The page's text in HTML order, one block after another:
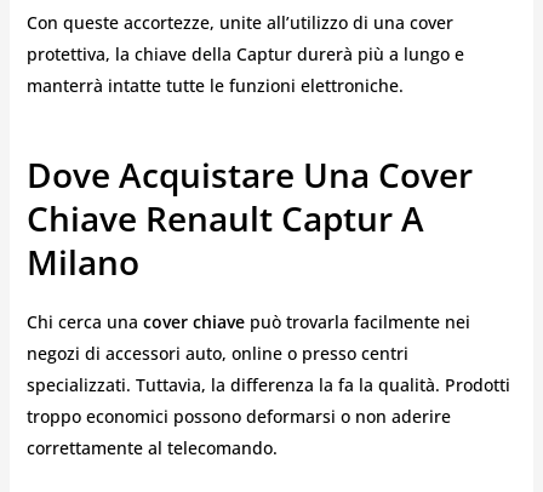
Con queste accortezze, unite all’utilizzo di una cover
protettiva, la chiave della Captur durerà più a lungo e
manterrà intatte tutte le funzioni elettroniche.
Dove Acquistare Una Cover
Chiave Renault Captur A
Milano
Chi cerca una cover chiavepuò trovarla facilmente nei
negozi di accessori auto, online o presso centri
specializzati. Tuttavia, la differenza la fa la qualità. Prodotti
troppo economici possono deformarsi o non aderire
correttamente al telecomando.